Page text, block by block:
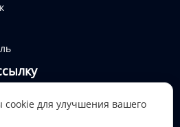
для улучшения вашего